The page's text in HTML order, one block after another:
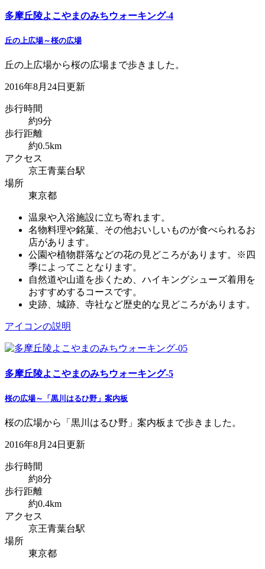
多摩丘陵よこやまのみちウォーキング-4
丘の上広場～桜の広場
丘の上広場から桜の広場まで歩きました。
2016年8月24日更新
歩行時間
約9分
歩行距離
約0.5km
アクセス
京王青葉台駅
場所
東京都
温泉や入浴施設に立ち寄れます。
名物料理や銘菓、その他おいしいものが食べられるお
店があります。
公園や植物群落などの花の見どころがあります。※四
季によってことなります。
自然道や山道を歩くため、ハイキングシューズ着用を
おすすめするコースです。
史跡、城跡、寺社など歴史的な見どころがあります。
アイコンの説明
多摩丘陵よこやまのみちウォーキング-5
桜の広場～「黒川はるひ野」案内板
桜の広場から「黒川はるひ野」案内板まで歩きました。
2016年8月24日更新
歩行時間
約8分
歩行距離
約0.4km
アクセス
京王青葉台駅
場所
東京都